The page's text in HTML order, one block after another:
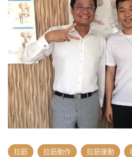
拉筋 拉筋動作 拉筋運動